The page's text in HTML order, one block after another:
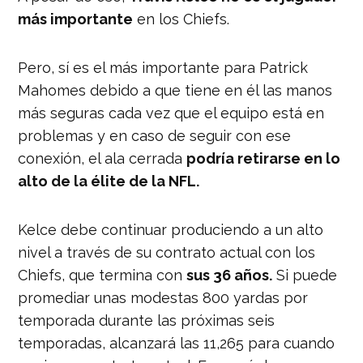
más importante en los Chiefs.
Pero, sí es el más importante para Patrick
Mahomes debido a que tiene en él las manos
más seguras cada vez que el equipo está en
problemas y en caso de seguir con ese
conexión, el ala cerrada podría retirarse en lo
alto de la élite de la NFL.
Kelce debe continuar produciendo a un alto
nivel a través de su contrato actual con los
Chiefs, que termina consus 36 años. Si puede
promediar unas modestas 800 yardas por
temporada durante las próximas seis
temporadas, alcanzará las 11,265 para cuando